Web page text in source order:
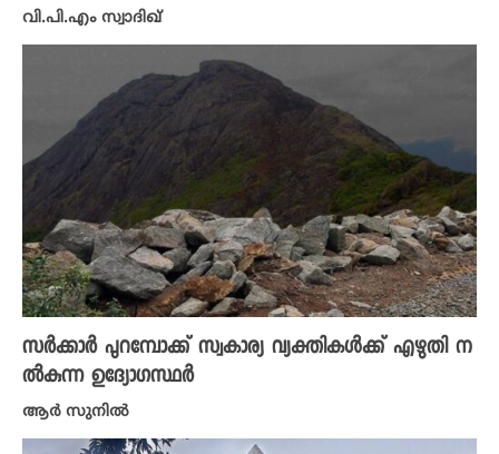
വി.പി.എം സ്വാദിഖ്
സർക്കാർ പുറമ്പോക്ക് സ്വകാര്യ വ്യക്തികൾക്ക് എഴുതി ന
ൽകുന്ന ഉദ്യോ​ഗ​സ്ഥർ
ആർ സുനിൽ